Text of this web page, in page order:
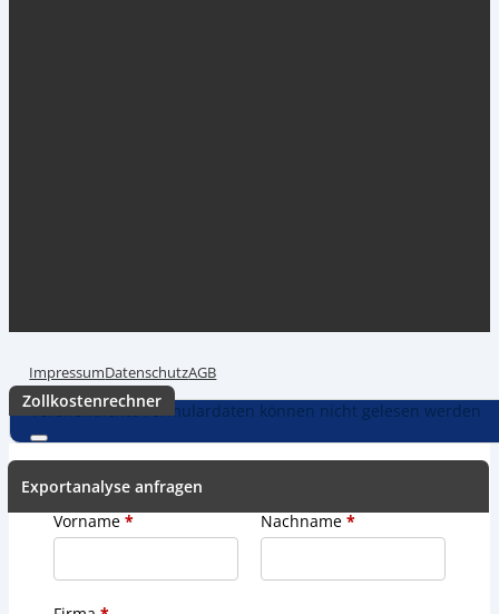
ImpressumDatenschutzAGB
Zollkostenrechner
Veröffentlichte Formulardaten können nicht gelesen werden
Exportanalyse anfragen
Vorname * Nachname *